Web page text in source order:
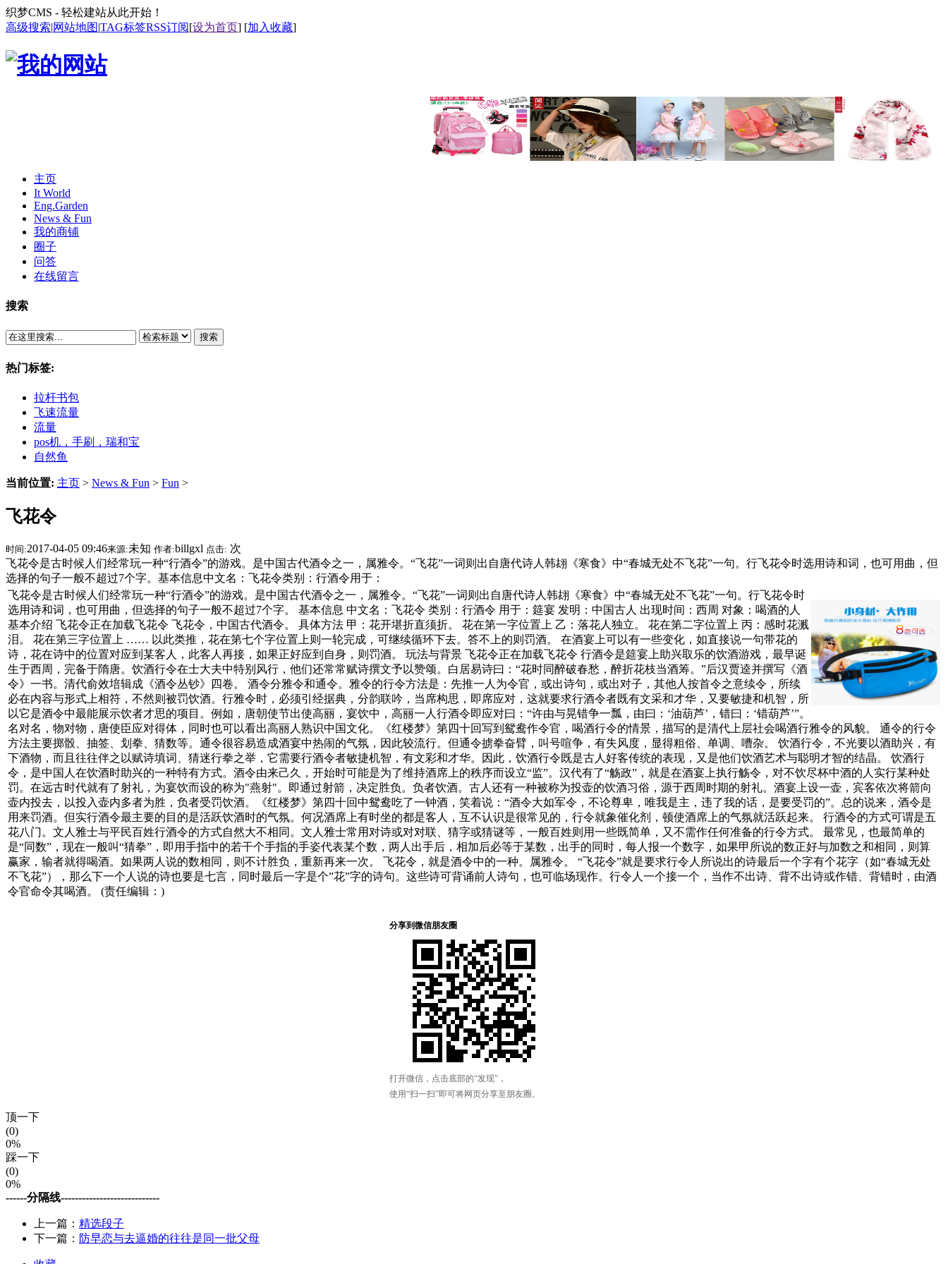
织梦CMS - 轻松建站从此开始！
高级搜索|网站地图|TAG标签RSS订阅[设为首页] [加入收藏]
主页
It World
Eng.Garden
News & Fun
我的商铺
圈子
问答
在线留言
搜索
搜索
热门标签:
拉杆书包
飞速流量
流量
pos机，手刷，瑞和宝
自然鱼
当前位置: 主页 > News & Fun > Fun >
飞花令
时间:2017-04-05 09:46来源:未知 作者:billgxl 点击: 次
飞花令是古时候人们经常玩一种“行酒令”的游戏。是中国古代酒令之一，属雅令。“飞花”一词则出自唐代诗人韩翃《寒食》中“春城无处不飞花”一句。行飞花令时选用诗和词，也可用曲，但
选择的句子一般不超过7个字。基本信息中文名：飞花令类别：行酒令用于：
飞花令是古时候人们经常玩一种“行酒令”的游戏。是中国古代酒令之一，属雅令。“飞花”一词则出自唐代诗人韩翃《寒食》中“春城无处不飞花”一句。行飞花令时
选用诗和词，也可用曲，但选择的句子一般不超过7个字。 基本信息 中文名：飞花令 类别：行酒令 用于：筵宴 发明：中国古人 出现时间：西周 对象：喝酒的人
基本介绍 飞花令正在加载飞花令 飞花令，中国古代酒令。 具体方法 甲：花开堪折直须折。 花在第一字位置上 乙：落花人独立。 花在第二字位置上 丙：感时花溅
泪。 花在第三字位置上 …… 以此类推，花在第七个字位置上则一轮完成，可继续循环下去。答不上的则罚酒。 在酒宴上可以有一些变化，如直接说一句带花的
诗，花在诗中的位置对应到某客人，此客人再接，如果正好应到自身，则罚酒。 玩法与背景 飞花令正在加载飞花令 行酒令是筵宴上助兴取乐的饮酒游戏，最早诞
生于西周，完备于隋唐。饮酒行令在士大夫中特别风行，他们还常常赋诗撰文予以赞颂。白居易诗曰：“花时同醉破春愁，醉折花枝当酒筹。”后汉贾逵并撰写《酒
令》一书。清代俞效培辑成《酒令丛钞》四卷。 酒令分雅令和通令。雅令的行令方法是：先推一人为令官，或出诗句，或出对子，其他人按首令之意续令，所续
必在内容与形式上相符，不然则被罚饮酒。行雅令时，必须引经据典，分韵联吟，当席构思，即席应对，这就要求行酒令者既有文采和才华，又要敏捷和机智，所
以它是酒令中最能展示饮者才思的项目。例如，唐朝使节出使高丽，宴饮中，高丽一人行酒令即应对曰：“许由与晃错争一瓢，由曰：‘油葫芦’，错曰：‘错葫芦’”。
名对名，物对物，唐使臣应对得体，同时也可以看出高丽人熟识中国文化。《红楼梦》第四十回写到鸳鸯作令官，喝酒行令的情景，描写的是清代上层社会喝酒行雅令的风貌。 通令的行令
方法主要掷骰、抽签、划拳、猜数等。通令很容易造成酒宴中热闹的气氛，因此较流行。但通令掳拳奋臂，叫号喧争，有失风度，显得粗俗、单调、嘈杂。 饮酒行令，不光要以酒助兴，有
下酒物，而且往往伴之以赋诗填词、猜迷行拳之举，它需要行酒令者敏捷机智，有文彩和才华。因此，饮酒行令既是古人好客传统的表现，又是他们饮酒艺术与聪明才智的结晶。 饮酒行
令，是中国人在饮酒时助兴的一种特有方式。酒令由来己久，开始时可能是为了维持酒席上的秩序而设立“监”。汉代有了“觞政”，就是在酒宴上执行觞令，对不饮尽杯中酒的人实行某种处
罚。在远古时代就有了射礼，为宴饮而设的称为"燕射"。即通过射箭，决定胜负。负者饮酒。古人还有一种被称为投壶的饮酒习俗，源于西周时期的射礼。酒宴上设一壶，宾客依次将箭向
壶内投去，以投入壶内多者为胜，负者受罚饮酒。《红楼梦》第四十回中鸳鸯吃了一钟酒，笑着说：“酒令大如军令，不论尊卑，唯我是主，违了我的话，是要受罚的”。总的说来，酒令是
用来罚酒。但实行酒令最主要的目的是活跃饮酒时的气氛。何况酒席上有时坐的都是客人，互不认识是很常见的，行令就象催化剂，顿使酒席上的气氛就活跃起来。 行酒令的方式可谓是五
花八门。文人雅士与平民百姓行酒令的方式自然大不相同。文人雅士常用对诗或对对联、猜字或猜谜等，一般百姓则用一些既简单，又不需作任何准备的行令方式。 最常见，也最简单的
是“同数”，现在一般叫“猜拳”，即用手指中的若干个手指的手姿代表某个数，两人出手后，相加后必等于某数，出手的同时，每人报一个数字，如果甲所说的数正好与加数之和相同，则算
赢家，输者就得喝酒。如果两人说的数相同，则不计胜负，重新再来一次。 飞花令，就是酒令中的一种。属雅令。 “飞花令”就是要求行令人所说出的诗最后一个字有个花字（如“春城无处
不飞花”），那么下一个人说的诗也要是七言，同时最后一字是个”花”字的诗句。这些诗可背诵前人诗句，也可临场现作。行令人一个接一个，当作不出诗、背不出诗或作错、背错时，由酒
令官命令其喝酒。 (责任编辑：)
顶一下
(0)
0%
踩一下
(0)
0%
------分隔线----------------------------
上一篇： 精选段子
下一篇： 防早恋与去逼婚的往往是同一批父母